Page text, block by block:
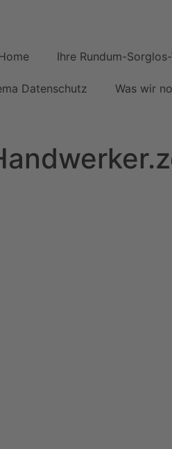
Ihre Rundum-
Datenschutz Was wir